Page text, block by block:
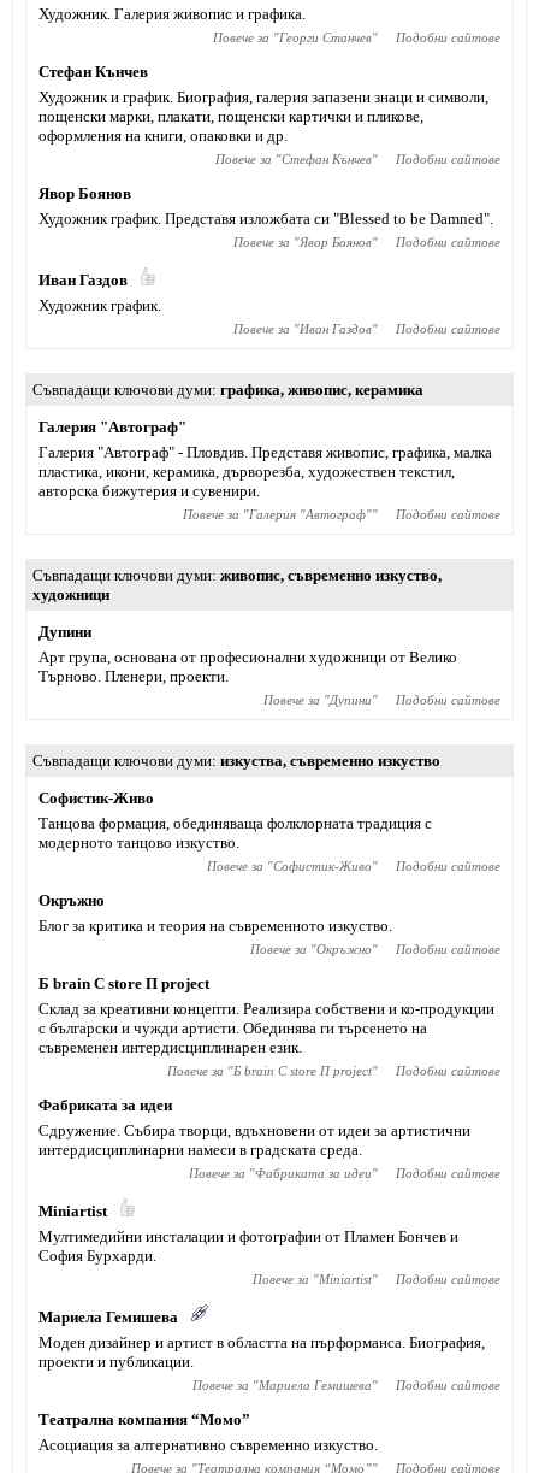
Художник. Галерия живопис и графика.
Повече за "Георги Станчев" Подобни сайтове
Стефан Кънчев
Художник и график. Биография, галерия запазени знаци и символи,
пощенски марки, плакати, пощенски картички и пликове,
оформления на книги, опаковки и др.
Повече за "Стефан Кънчев" Подобни сайтове
Явор Боянов
Художник график. Представя изложбата си "Blessed to be Damned".
Повече за "Явор Боянов" Подобни сайтове
Иван Газдов
Художник график.
Повече за "Иван Газдов" Подобни сайтове
Съвпадащи ключови думи графика, живопис, керамика
Галерия "Автограф"
Галерия "Автограф" - Пловдив. Представя живопис, графика, малка
пластика, икони, керамика, дърворезба, художествен текстил,
авторска бижутерия и сувенири.
Повече за "Галерия "Автограф"" Подобни сайтове
Съвпадащи ключови думи живопис, съвременно изкуство,
художници
Дупини
Арт група, основана от професионални художници от Велико
Търново. Пленери, проекти.
Повече за "Дупини" Подобни сайтове
Съвпадащи ключови думи изкуства, съвременно изкуство
Софистик-Живо
Танцова формация, обединяваща фолклорната традиция с
модерното танцово изкуство.
Повече за "Софистик-Живо" Подобни сайтове
Окръжно
Блог за критика и теория на съвременното изкуство.
Повече за "Окръжно" Подобни сайтове
Б brain С store П project
Склад за креативни концепти. Реализира собствени и ко-продукции
с български и чужди артисти. Обединява ги търсенето на
съвременен интердисциплинарен език.
Повече за "Б brain С store П project" Подобни сайтове
Фабриката за идеи
Сдружение. Събира творци, вдъхновени от идеи за артистични
интердисциплинарни намеси в градската среда.
Повече за "Фабриката за идеи" Подобни сайтове
Miniartist
Мултимедийни инсталации и фотографии от Пламен Бончев и
София Бурхарди.
Повече за "Miniartist" Подобни сайтове
Мариела Гемишева
Моден дизайнер и артист в областта на пърформанса. Биография,
проекти и публикации.
Повече за "Мариела Гемишева" Подобни сайтове
Театрална компания “Момо”
Асоциация за алтернативно съвременно изкуство.
Повече за "Театрална компания “Момо”" Подобни сайтове